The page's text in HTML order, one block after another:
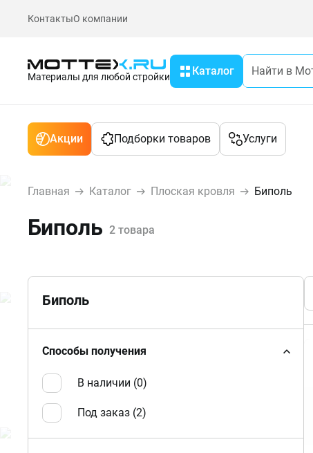
КонтактыО компании
Материалы для любой стройки Каталог
Акции Подборки товаров Услуги
Главная Каталог Плоская кровля Биполь
Биполь 2 товара
Биполь
Способы получения
В наличии (0)
Под заказ (2)